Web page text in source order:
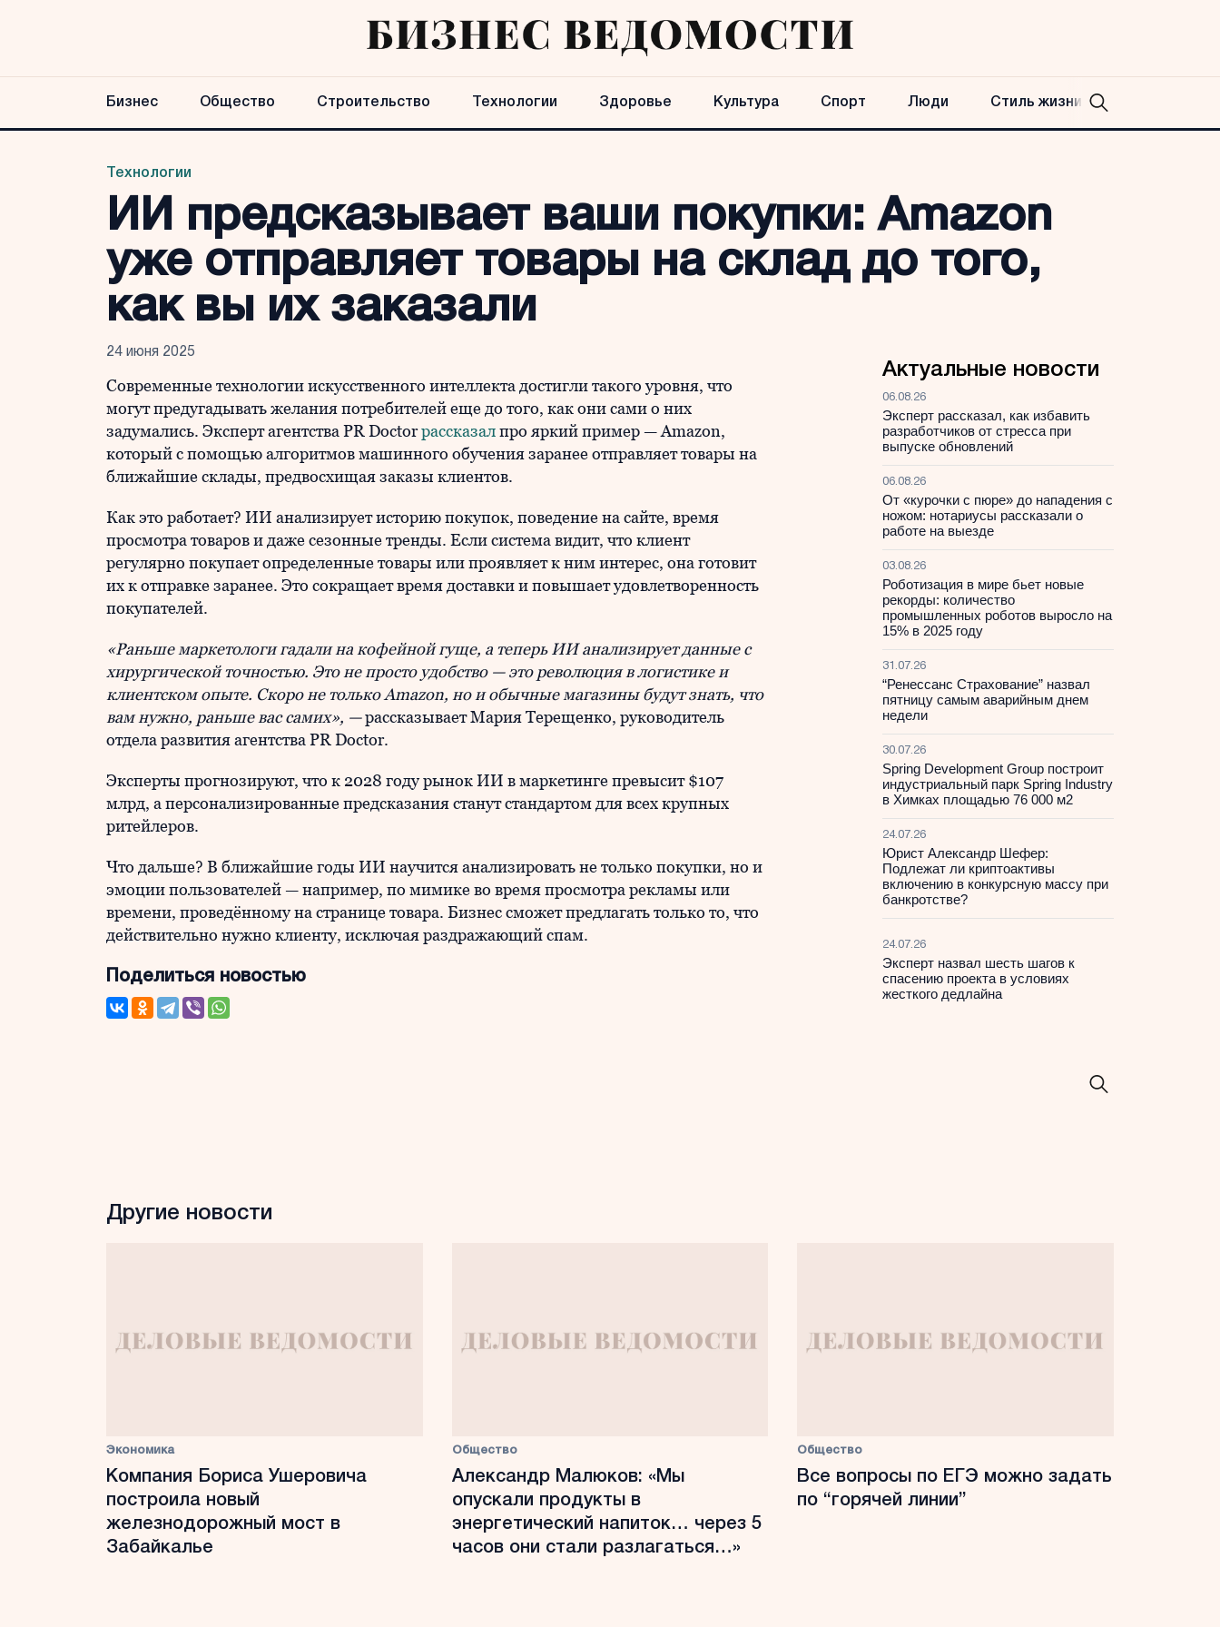
Бизнес Общество Строительство Технологии Здоровье Культура Спорт Люди Стиль жизни
Технологии
ИИ предсказывает ваши покупки: Amazon
уже отправляет товары на склад до того,
как вы их заказали
24 июня 2025
Современные технологии искусственного интеллекта достигли такого уровня, что
могут предугадывать желания потребителей еще до того, как они сами о них
задумались. Эксперт агентства PR Doctorрассказалпро яркий пример — Amazon,
который с помощью алгоритмов машинного обучения заранее отправляет товары на
ближайшие склады, предвосхищая заказы клиентов.
Как это работает? ИИ анализирует историю покупок, поведение на сайте, время
просмотра товаров и даже сезонные тренды. Если система видит, что клиент
регулярно покупает определенные товары или проявляет к ним интерес, она готовит
их к отправке заранее. Это сокращает время доставки и повышает удовлетворенность
покупателей.
«Раньше маркетологи гадали на кофейной гуще, а теперь ИИ анализирует данные с
хирургической точностью. Это не просто удобство — это революция в логистике и
клиентском опыте. Скоро не только Amazon, но и обычные магазины будут знать, что
вам нужно, раньше вас самих», —рассказывает Мария Терещенко, руководитель
отдела развития агентства PR Doctor.
Эксперты прогнозируют, что к 2028 году рынок ИИ в маркетинге превысит $107
млрд, а персонализированные предсказания станут стандартом для всех крупных
ритейлеров.
Что дальше? В ближайшие годы ИИ научится анализировать не только покупки, но и
эмоции пользователей — например, по мимике во время просмотра рекламы или
времени, проведённому на странице товара. Бизнес сможет предлагать только то, что
действительно нужно клиенту, исключая раздражающий спам.
Поделиться новостью
Актуальные новости
06.08.26
Эксперт рассказал, как избавить
разработчиков от стресса при
выпуске обновлений
06.08.26
От «курочки с пюре» до нападения с
ножом: нотариусы рассказали о
работе на выезде
03.08.26
Роботизация в мире бьет новые
рекорды: количество
промышленных роботов выросло на
15% в 2025 году
31.07.26
“Ренессанс Страхование” назвал
пятницу самым аварийным днем
недели
30.07.26
Spring Development Group построит
индустриальный парк Spring Industry
в Химках площадью 76 000 м2
24.07.26
Юрист Александр Шефер:
Подлежат ли криптоактивы
включению в конкурсную массу при
банкротстве?
24.07.26
Эксперт назвал шесть шагов к
спасению проекта в условиях
жесткого дедлайна
Другие новости
Экономика
Компания Бориса Ушеровича
построила новый
железнодорожный мост в
Забайкалье
Общество
Александр Малюков: «Мы
опускали продукты в
энергетический напиток… через 5
часов они стали разлагаться…»
Общество
Все вопросы по ЕГЭ можно задать
по “горячей линии”